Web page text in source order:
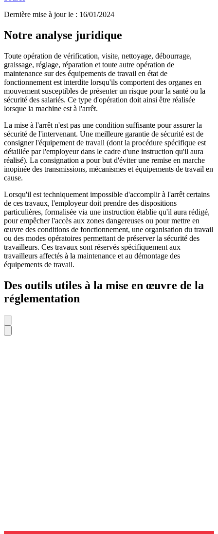
Dernière mise à jour le : 16/01/2024
Notre analyse juridique
Toute opération de vérification, visite, nettoyage, débourrage,
graissage, réglage, réparation et toute autre opération de
maintenance sur des équipements de travail en état de
fonctionnement est interdite lorsqu'ils comportent des organes en
mouvement susceptibles de présenter un risque pour la santé ou la
sécurité des salariés. Ce type d'opération doit ainsi être réalisée
lorsque la machine est à l'arrêt.
La mise à l'arrêt n'est pas une condition suffisante pour assurer la
sécurité de l'intervenant. Une meilleure garantie de sécurité est de
consigner l'équipement de travail (dont la procédure spécifique est
détaillée par l'employeur dans le cadre d'une instruction qu'il aura
réalisé). La consignation a pour but d'éviter une remise en marche
inopinée des transmissions, mécanismes et équipements de travail en
cause.
Lorsqu'il est techniquement impossible d'accomplir à l'arrêt certains
de ces travaux, l'employeur doit prendre des dispositions
particulières, formalisée via une instruction établie qu'il aura rédigé,
pour empêcher l'accès aux zones dangereuses ou pour mettre en
œuvre des conditions de fonctionnement, une organisation du travail
ou des modes opératoires permettant de préserver la sécurité des
travailleurs. Ces travaux sont réservés spécifiquement aux
travailleurs affectés à la maintenance et au démontage des
équipements de travail.
Des outils utiles à la mise en œuvre de la
réglementation